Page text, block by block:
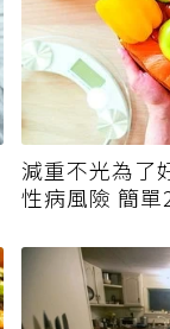
減重不光為了
性病風險 簡